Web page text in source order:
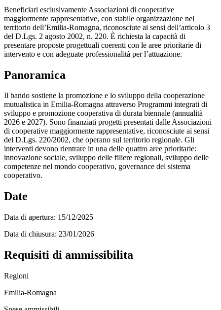
Beneficiari esclusivamente Associazioni di cooperative
maggiormente rappresentative, con stabile organizzazione nel
territorio dell’Emilia-Romagna, riconosciute ai sensi dell’articolo 3
del D.Lgs. 2 agosto 2002, n. 220. È richiesta la capacità di
presentare proposte progettuali coerenti con le aree prioritarie di
intervento e con adeguate professionalità per l’attuazione.
Panoramica
Il bando sostiene la promozione e lo sviluppo della cooperazione
mutualistica in Emilia-Romagna attraverso Programmi integrati di
sviluppo e promozione cooperativa di durata biennale (annualità
2026 e 2027). Sono finanziati progetti presentati dalle Associazioni
di cooperative maggiormente rappresentative, riconosciute ai sensi
del D.Lgs. 220/2002, che operano sul territorio regionale. Gli
interventi devono rientrare in una delle quattro aree prioritarie:
innovazione sociale, sviluppo delle filiere regionali, sviluppo delle
competenze nel mondo cooperativo, governance del sistema
cooperativo.
Date
Data di apertura: 15/12/2025
Data di chiusura: 23/01/2026
Requisiti di ammissibilita
Regioni
Emilia-Romagna